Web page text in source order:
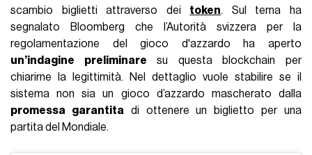
scambio biglietti attraverso dei token. Sul tema ha
segnalato Bloomberg che l’Autorità svizzera per la
regolamentazione del gioco d'azzardo ha aperto
un’indagine preliminare su questa blockchain per
chiarirne la legittimità. Nel dettaglio vuole stabilire se il
sistema non sia un gioco d’azzardo mascherato dalla
promessa garantita di ottenere un biglietto per una
partita del Mondiale.